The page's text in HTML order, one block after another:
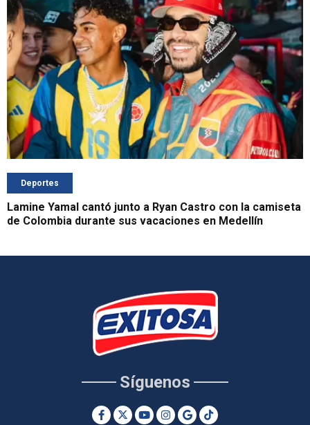
Deportes
Lamine Yamal cantó junto a Ryan Castro con la camiseta
de Colombia durante sus vacaciones en Medellín
Síguenos